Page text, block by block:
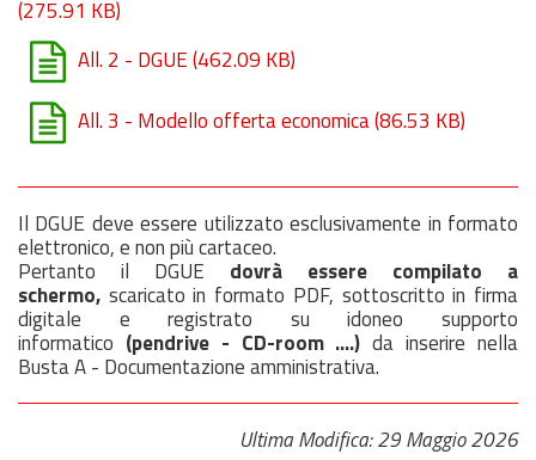
(275.91 KB)
All. 2 - DGUE(462.09 KB)
All. 3 - Modello offerta economica(86.53 KB)
Il DGUE deve essere utilizzato esclusivamente in formato
elettronico, e non più cartaceo.
Pertanto il DGUE dovrà essere compilato a
schermo, scaricato in formato PDF, sottoscritto in firma
digitale e registrato su idoneo supporto
informatico (pendrive - CD-room ....) da inserire nella
Busta A - Documentazione amministrativa.
Ultima Modifica: 29 Maggio 2026